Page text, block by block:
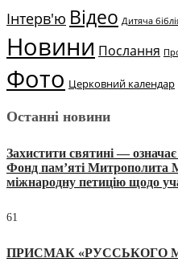
Інтерв'ю Відео Дитяча
Новини Послання
Фото Церковний календар
Останні новини
Захистити святині —
Фонд пам’яті Митрополита
міжнародну петицію щодо
61
ПРИСМАК «РУССЬКОГО